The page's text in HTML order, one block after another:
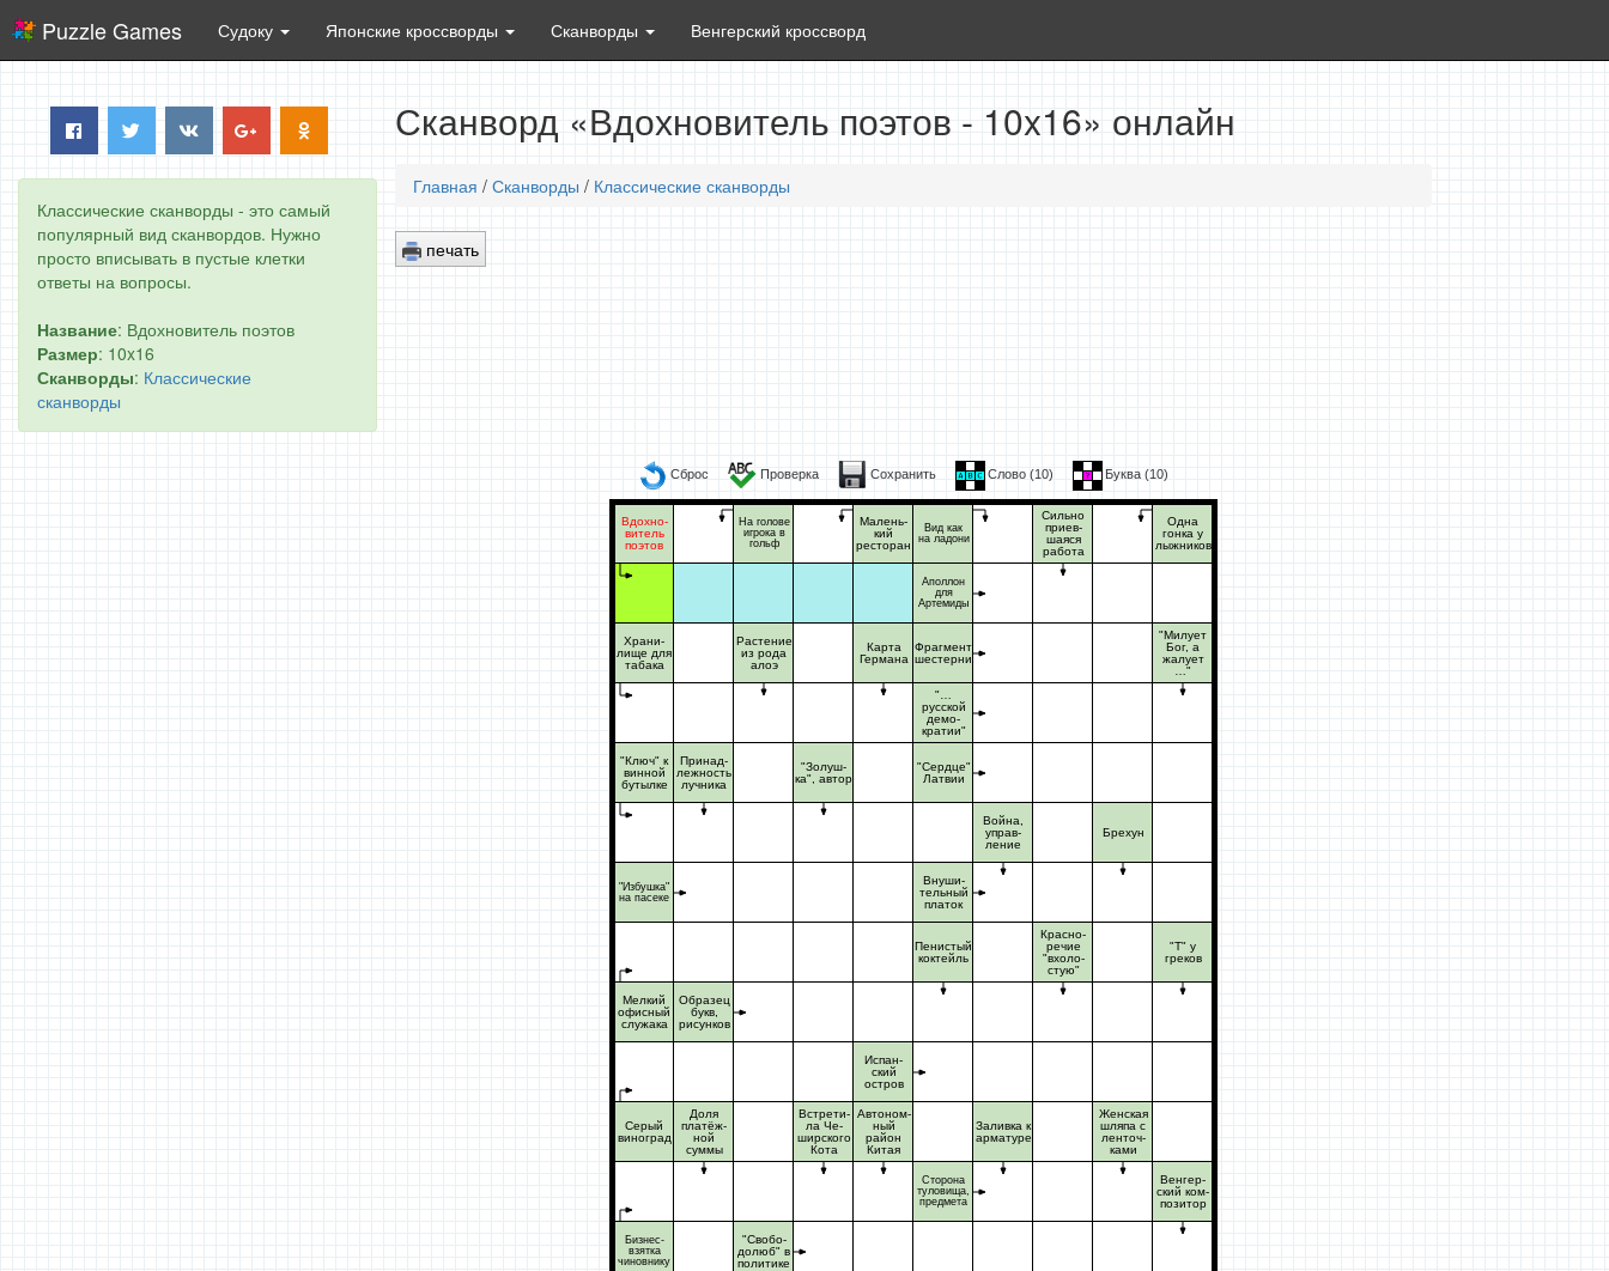
Puzzle Games Судоку Японские кроссворды Сканворды Венгерский кроссворд
Классические сканворды - это самый
популярный вид сканвордов. Нужно
просто вписывать в пустые клетки
ответы на вопросы.
Название: Вдохновитель поэтов
Размер: 10x16
Сканворды: Классические
сканворды
Сканворд «Вдохновитель поэтов - 10x16» онлайн
Главная / Сканворды / Классические сканворды
печать
Сброс Проверка Сохранить Слово (10) Буква (10)
Вдохно-
витель
поэтов
Храни-
лище для
табака
"Ключ" к
винной
бутылке
"Избушка"
на пасеке
Мелкий
офисный
служака
Серый
виноград
Бизнес-
взятка
чиновнику
Принад-
лежность
лучника
Образец
букв,
рисунков
Доля
платёж-
ной
суммы
На голове
игрока в
гольф
Растение
из рода
алоэ
"Свобо-
долюб" в
политике
"Золуш-
ка", автор
Встрети-
ла Че-
ширского
Кота
Малень-
кий
ресторан
Карта
Германа
Испан-
ский
остров
Автоном-
ный
район
Китая
Вид как
на ладони
Аполлон
для
Артемиды
Фрагмент
шестерни
"…
русской
демо-
кратии"
"Сердце"
Латвии
Внуши-
тельный
платок
Пенистый
коктейль
Сторона
туловища,
предмета
Война,
управ-
ление
Заливка к
арматуре
Сильно
приев-
шаяся
работа
Красно-
речие
"вхоло-
стую"
Брехун
Женская
шляпа с
ленточ-
ками
Одна
гонка у
лыжников
"Милует
Бог, а
жалует
…"
"Т" у
греков
Венгер-
ский ком-
позитор